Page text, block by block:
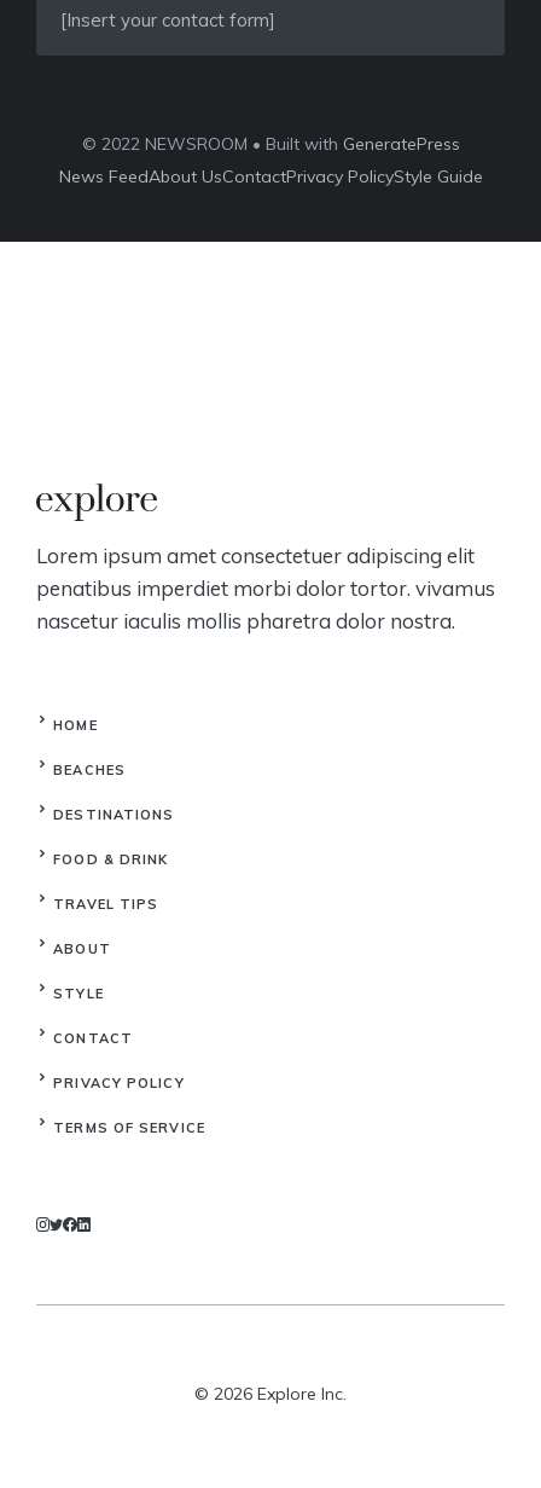
[Insert your contact form]
© 2022 NEWSROOM • Built with GeneratePress
News FeedAbout UsContactPrivacy PolicyStyle Guide
Lorem ipsum amet consectetuer adipiscing elit
penatibus imperdiet morbi dolor tortor. vivamus
nascetur iaculis mollis pharetra dolor nostra.
HOME
BEACHES
DESTINATIONS
FOOD & DRINK
TRAVEL TIPS
ABOUT
STYLE
CONTACT
PRIVACY POLICY
TERMS OF SERVICE
© 2026 Explore Inc.